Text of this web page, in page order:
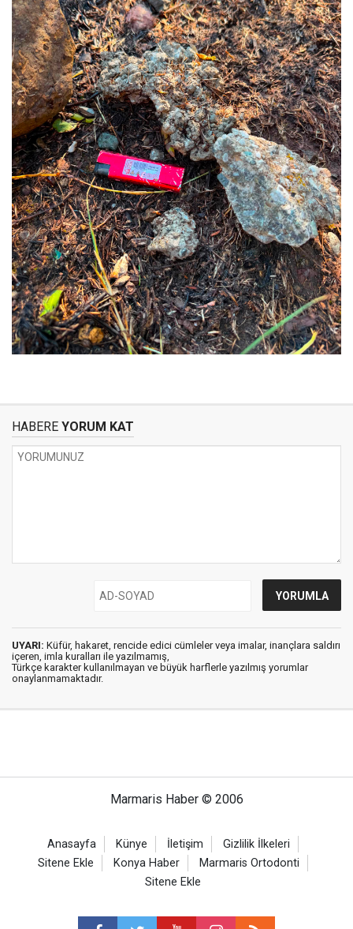
HABERE YORUM KAT
UYARI: Küfür, hakaret, rencide edici cümleler veya imalar, inançlara saldırı
içeren, imla kuralları ile yazılmamış,
Türkçe karakter kullanılmayan ve büyük harflerle yazılmış yorumlar
onaylanmamaktadır.
Marmaris Haber © 2006
Anasayfa Künye İletişim
Gizlilik İlkeleri
Sitene Ekle
Konya Haber
Marmaris Ortodonti
Sitene Ekle